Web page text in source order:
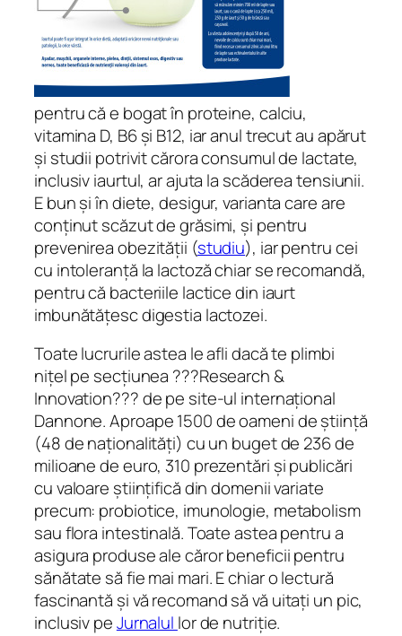
pentru că e bogat în proteine, calciu,
vitamina D, B6 și B12, iar anul trecut au apărut
și studii potrivit cărora consumul de lactate,
inclusiv iaurtul, ar ajuta la scăderea tensiunii.
E bun și în diete, desigur, varianta care are
conținut scăzut de grăsimi, și pentru
prevenirea obezității (studiu), iar pentru cei
cu intoleranță la lactoză chiar se recomandă,
pentru că bacteriile lactice din iaurt
imbunătățesc digestia lactozei.
Toate lucrurile astea le afli dacă te plimbi
nițel pe secțiunea ???Research &
Innovation??? de pe site-ul internațional
Dannone. Aproape 1500 de oameni de știință
(48 de naționalități) cu un buget de 236 de
milioane de euro, 310 prezentări și publicări
cu valoare științifică din domenii variate
precum: probiotice, imunologie, metabolism
sau flora intestinală. Toate astea pentru a
asigura produse ale căror beneficii pentru
sănătate să fie mai mari. E chiar o lectură
fascinantă și vă recomand să vă uitați un pic,
inclusiv peJurnalul lor de nutriție.